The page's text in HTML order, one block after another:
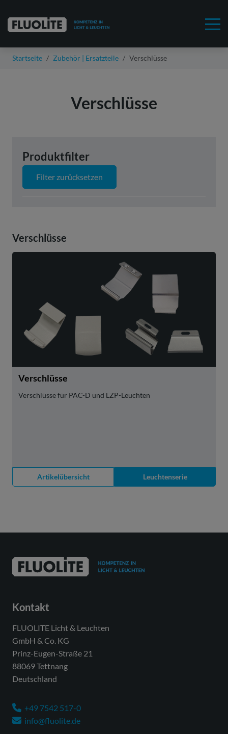
Startseite Zubehör | Ersatzteile Verschlüsse
Verschlüsse
Produktfilter
Filter zurücksetzen
Verschlüsse
Verschlüsse
Verschlüsse für PAC-D und LZP-Leuchten
Artikelübersicht Leuchtenserie
Kontakt
FLUOLITE Licht & Leuchten
GmbH & Co. KG
Prinz-Eugen-Straße 21
88069 Tettnang
Deutschland
+49 7542 517-0
info@fluolite.de